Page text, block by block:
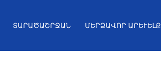
ՏԱՐԱԾԱՇՐՋԱՆ ՄԵՐՁԱՎՈՐ ԱՐԵՒԵԼՔ